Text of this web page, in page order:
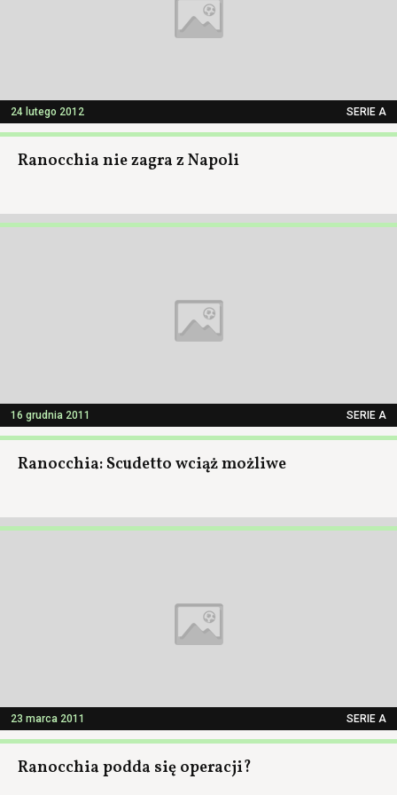
24 lutego 2012 SERIE A
Ranocchia nie zagra z Napoli
16 grudnia 2011 SERIE A
Ranocchia: Scudetto wciąż możliwe
23 marca 2011 SERIE A
Ranocchia podda się operacji?